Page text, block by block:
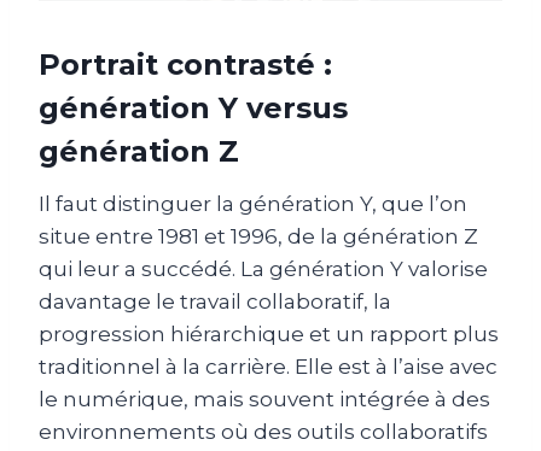
Portrait contrasté :
génération Y versus
génération Z
Il faut distinguer la génération Y, que l’on
situe entre 1981 et 1996, de la génération Z
qui leur a succédé. La génération Y valorise
davantage le travail collaboratif, la
progression hiérarchique et un rapport plus
traditionnel à la carrière. Elle est à l’aise avec
le numérique, mais souvent intégrée à des
environnements où des outils collaboratifs